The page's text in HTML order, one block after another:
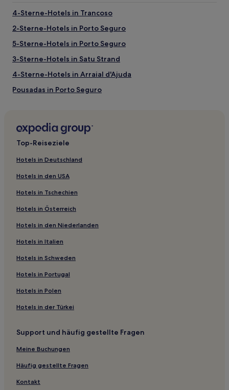
Strand D'Ajuda
Praia do Mucugê (Strand)
Axe Moi Entertainment Complex
Complexo Barramares
Wasserpark Eco Parque
4-Sterne-Hotels in Trancoso
2-Sterne-Hotels in Porto Seguro
5-Sterne-Hotels in Porto Seguro
3-Sterne-Hotels in Satu Strand
4-Sterne-Hotels in Arraial d'Ajuda
Pousadas in Porto Seguro
Hotel-Resorts in Porto Seguro
Pousadas in Caraiva-Strand
Pousadas in Trancoso
Pousadas in Arraial d'Ajuda
Ferienwohnungen in Itacimirim Strand
Pousadas in Caraiva
Pousadas in Historischer Stadtkern von Arraial d'Ajuda
Ferienwohnungen in Strand Praia de Back Door
Pousadas in Praia do Sul
Pousadas in Ilhéus
Praia de Taperapuã: Hotels
Hotels nahe Taípe-Strand
Hotels nahe Praia da Pitinga
Hotels nahe Nationalpark Monte Pascoal
Top-Reiseziele
Hotels in Deutschland
Hotels in den USA
Hotels in Tschechien
Hotels in Österreich
Hotels in den Niederlanden
Hotels in Italien
Hotels in Schweden
Hotels in Portugal
Hotels in Polen
Hotels in der Türkei
Support und häufig gestellte Fragen
Meine Buchungen
Häufig gestellte Fragen
Kontakt